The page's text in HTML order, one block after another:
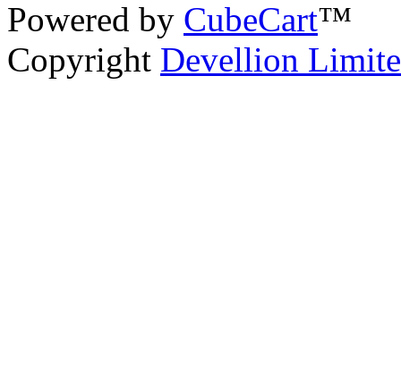
Powered by CubeCart™
Copyright Devellion